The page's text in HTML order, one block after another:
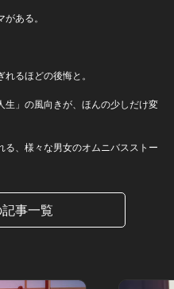
ある。
るほどの後悔と。
」の風向きが、ほんの少しだけ変
、様々な男女のオムニバスストー
事一覧